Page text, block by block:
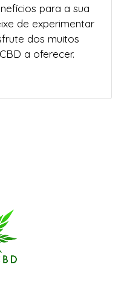
para a sua
de experimentar
dos muitos
a oferecer.